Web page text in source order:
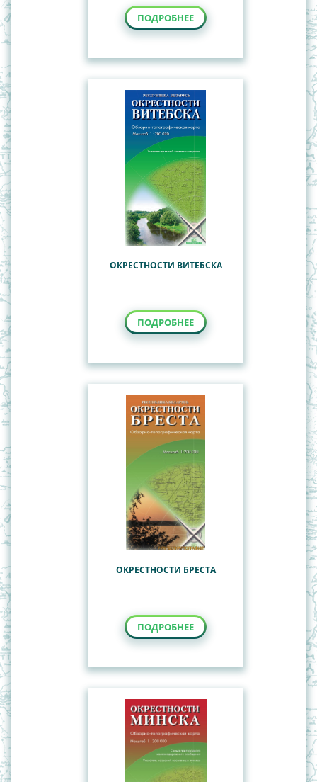
ПОДРОБНЕЕ
ОКРЕСТНОСТИ ВИТЕБСКА
ПОДРОБНЕЕ
ОКРЕСТНОСТИ БРЕСТА
ПОДРОБНЕЕ